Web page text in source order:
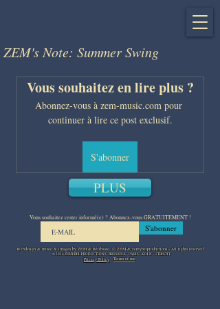
ZEM's Note: Summer Swing
Vous souhaitez en lire plus ?
Abonnez-vous à zem-music.com pour
continuer à lire ce post exclusif.
S'abonner
PLUS
Vous souhaitez rester informé(e) ? Abonnez-vous GRATUITEMENT !
S'abonner
Webdesign & music & images by ZEM & Bélibaste © ZEM & zemybelproductions - All rights reserved
© 2026 ZEMYBEL PRODUCTIONS BRUSSELS - PARIS - KÖLN - UTRECHT
Pricacy Policy Terms of use